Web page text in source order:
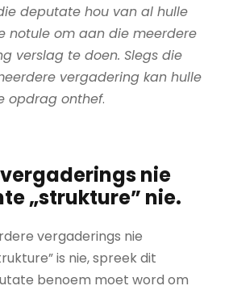
deputate hou van al hulle
notule om aan die meerdere
verslag te doen. Slegs die
vergadering kan hulle
opdrag onthef.
nie
„strukture” nie.
vergaderings nie
is nie, spreek dit
benoem moet word om